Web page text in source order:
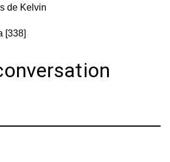
de Kelvin
[338]